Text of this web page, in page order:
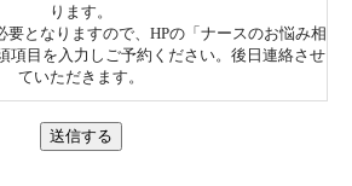
ります。
となりますので、HPの「ナースのお悩み相
項目を入力しご予約ください。後日連絡させ
ていただきます。